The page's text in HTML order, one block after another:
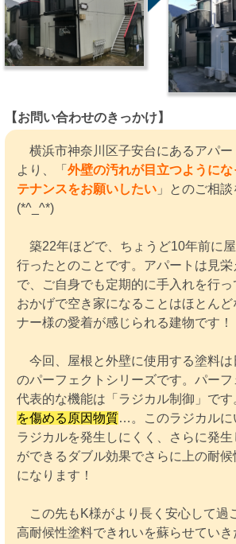
【お問い合わせのきっかけ】
横浜市神奈川区子安台にあるアパー
より、「 外壁の汚れが目立つように
テナンスをお願いしたい」とのご相談
(*^_^*)
築22年ほどで、ちょうど10年前に
行ったとのことです。アパートは見栄
で、ご自身でも定期的に手入れを行っ
おかげで空き家になることはほとん
ナー様の愛着が感じられる建物です！
今回、屋根と外壁に使用する塗料は
のパーフェクトシリーズです。パー
代表的な機能は「ラジカル制御」で
を傷める原因物質…。このラジカルに
ラジカルを発生しにくく、さらに発生
ができるダブル効果でさらに上の耐
になります！
この先もK様がより長く安心して過
高耐候性塗料できれいを蘇らせていき